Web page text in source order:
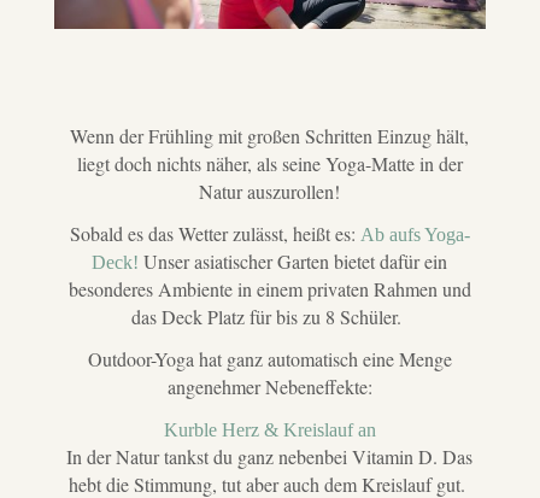
Wenn der Frühling mit großen Schritten Einzug hält,
liegt doch nichts näher, als seine Yoga-Matte in der
Natur auszurollen!
Sobald es das Wetter zulässt, heißt es: Ab aufs Yoga-
Deck! Unser asiatischer Garten bietet dafür ein
besonderes Ambiente in einem privaten Rahmen und
das Deck Platz für bis zu 8 Schüler.
Outdoor-Yoga hat ganz automatisch eine Menge
angenehmer Nebeneffekte:
Kurble Herz & Kreislauf an
In der Natur tankst du ganz nebenbei Vitamin D. Das
hebt die Stimmung, tut aber auch dem Kreislauf gut.